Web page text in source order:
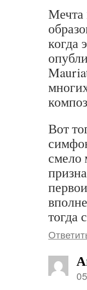
Мечта
когда
Вот
смело
тогда